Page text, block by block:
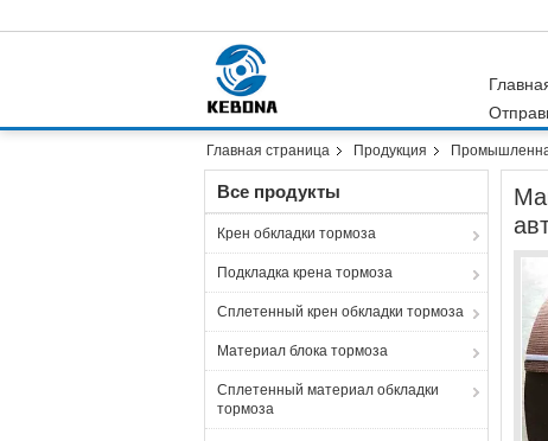
Главная страница Продукция
Все продукты
Крен обкладки тормоза
Подкладка крена тормоза
Сплетенный крен обкладки тормоза
Материал блока тормоза
Сплетенный материал обкладки
тормоза